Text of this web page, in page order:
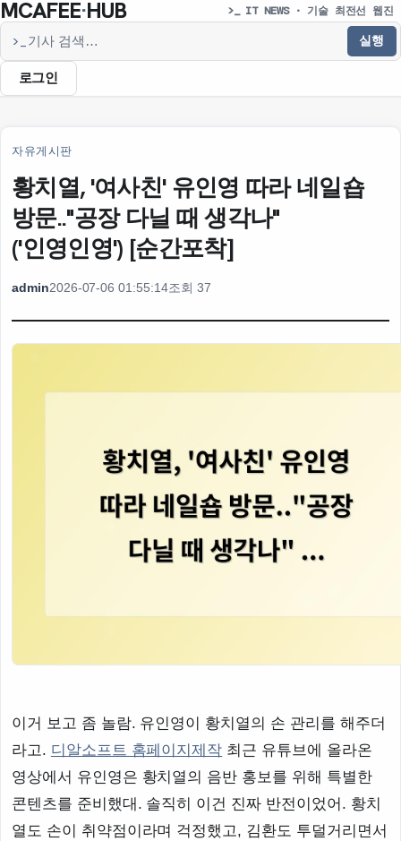
MCAFEE·HUB >_ IT NEWS · 기술 최전선 웹진
>_
기사 검색
실행
로그인
자유게시판
황치열, '여사친' 유인영 따라 네일숍
방문.."공장 다닐 때 생각나"
('인영인영') [순간포착]
admin2026-07-06 01:55:14조회 37
이거 보고 좀 놀람. 유인영이 황치열의 손 관리를 해주더
라고. 디알소프트 홈페이지제작 최근 유튜브에 올라온
영상에서 유인영은 황치열의 음반 홍보를 위해 특별한
콘텐츠를 준비했대. 솔직히 이건 진짜 반전이었어. 황치
열도 손이 취약점이라며 걱정했고, 김환도 투덜거리면서